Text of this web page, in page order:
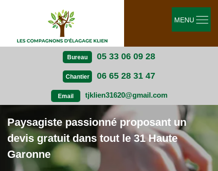
Bureau 05 33 06 09 28
Chantier 06 65 28 31 47
Email tjklien31620@gmail.com
MENU
Paysagiste passionné proposant un
devis gratuit dans tout le 31 Haute
Garonne